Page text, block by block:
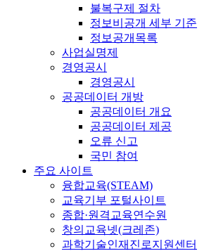
불복구제 절차
정보비공개 세부 기준
정보공개목록
사업실명제
경영공시
경영공시
공공데이터 개방
공공데이터 개요
공공데이터 제공
오류 신고
국민 참여
주요 사이트
융합교육(STEAM)
교육기부 포털사이트
종합·원격교육연수원
창의교육넷(크레존)
과학기술인재진로지원센터